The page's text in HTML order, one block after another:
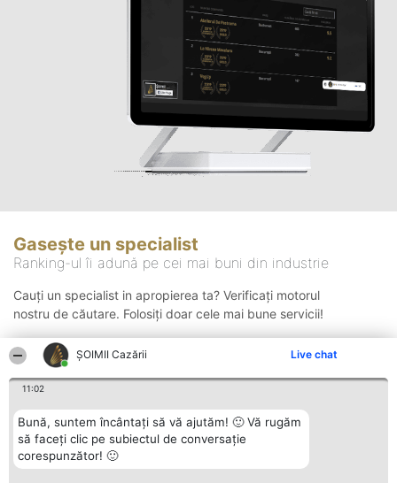
ȘOIMII Cazării Live chat
11:02
Bună, suntem încântați să vă ajutăm! 🙂 Vă rugăm
să faceți clic pe subiectul de conversație
corespunzător! 🙂
Gasește un specialist
Ranking-ul îi adună pe cei mai buni din industrie
Cauți un specialist in apropierea ta? Verificați motorul
nostru de căutare. Folosiți doar cele mai bune servicii!